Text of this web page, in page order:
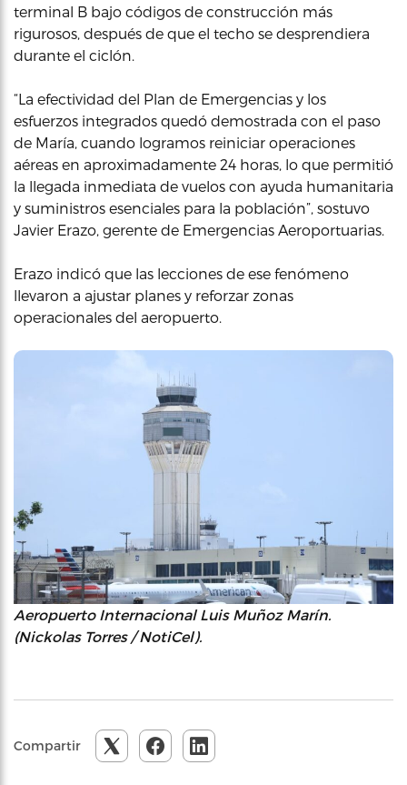
terminal B bajo códigos de construcción más
rigurosos, después de que el techo se desprendiera
durante el ciclón.
“La efectividad del Plan de Emergencias y los
esfuerzos integrados quedó demostrada con el paso
de María, cuando logramos reiniciar operaciones
aéreas en aproximadamente 24 horas, lo que permitió
la llegada inmediata de vuelos con ayuda humanitaria
y suministros esenciales para la población”, sostuvo
Javier Erazo, gerente de Emergencias Aeroportuarias.
Erazo indicó que las lecciones de ese fenómeno
llevaron a ajustar planes y reforzar zonas
operacionales del aeropuerto.
Aeropuerto Internacional Luis Muñoz Marín.
(Nickolas Torres / NotiCel).
Compartir